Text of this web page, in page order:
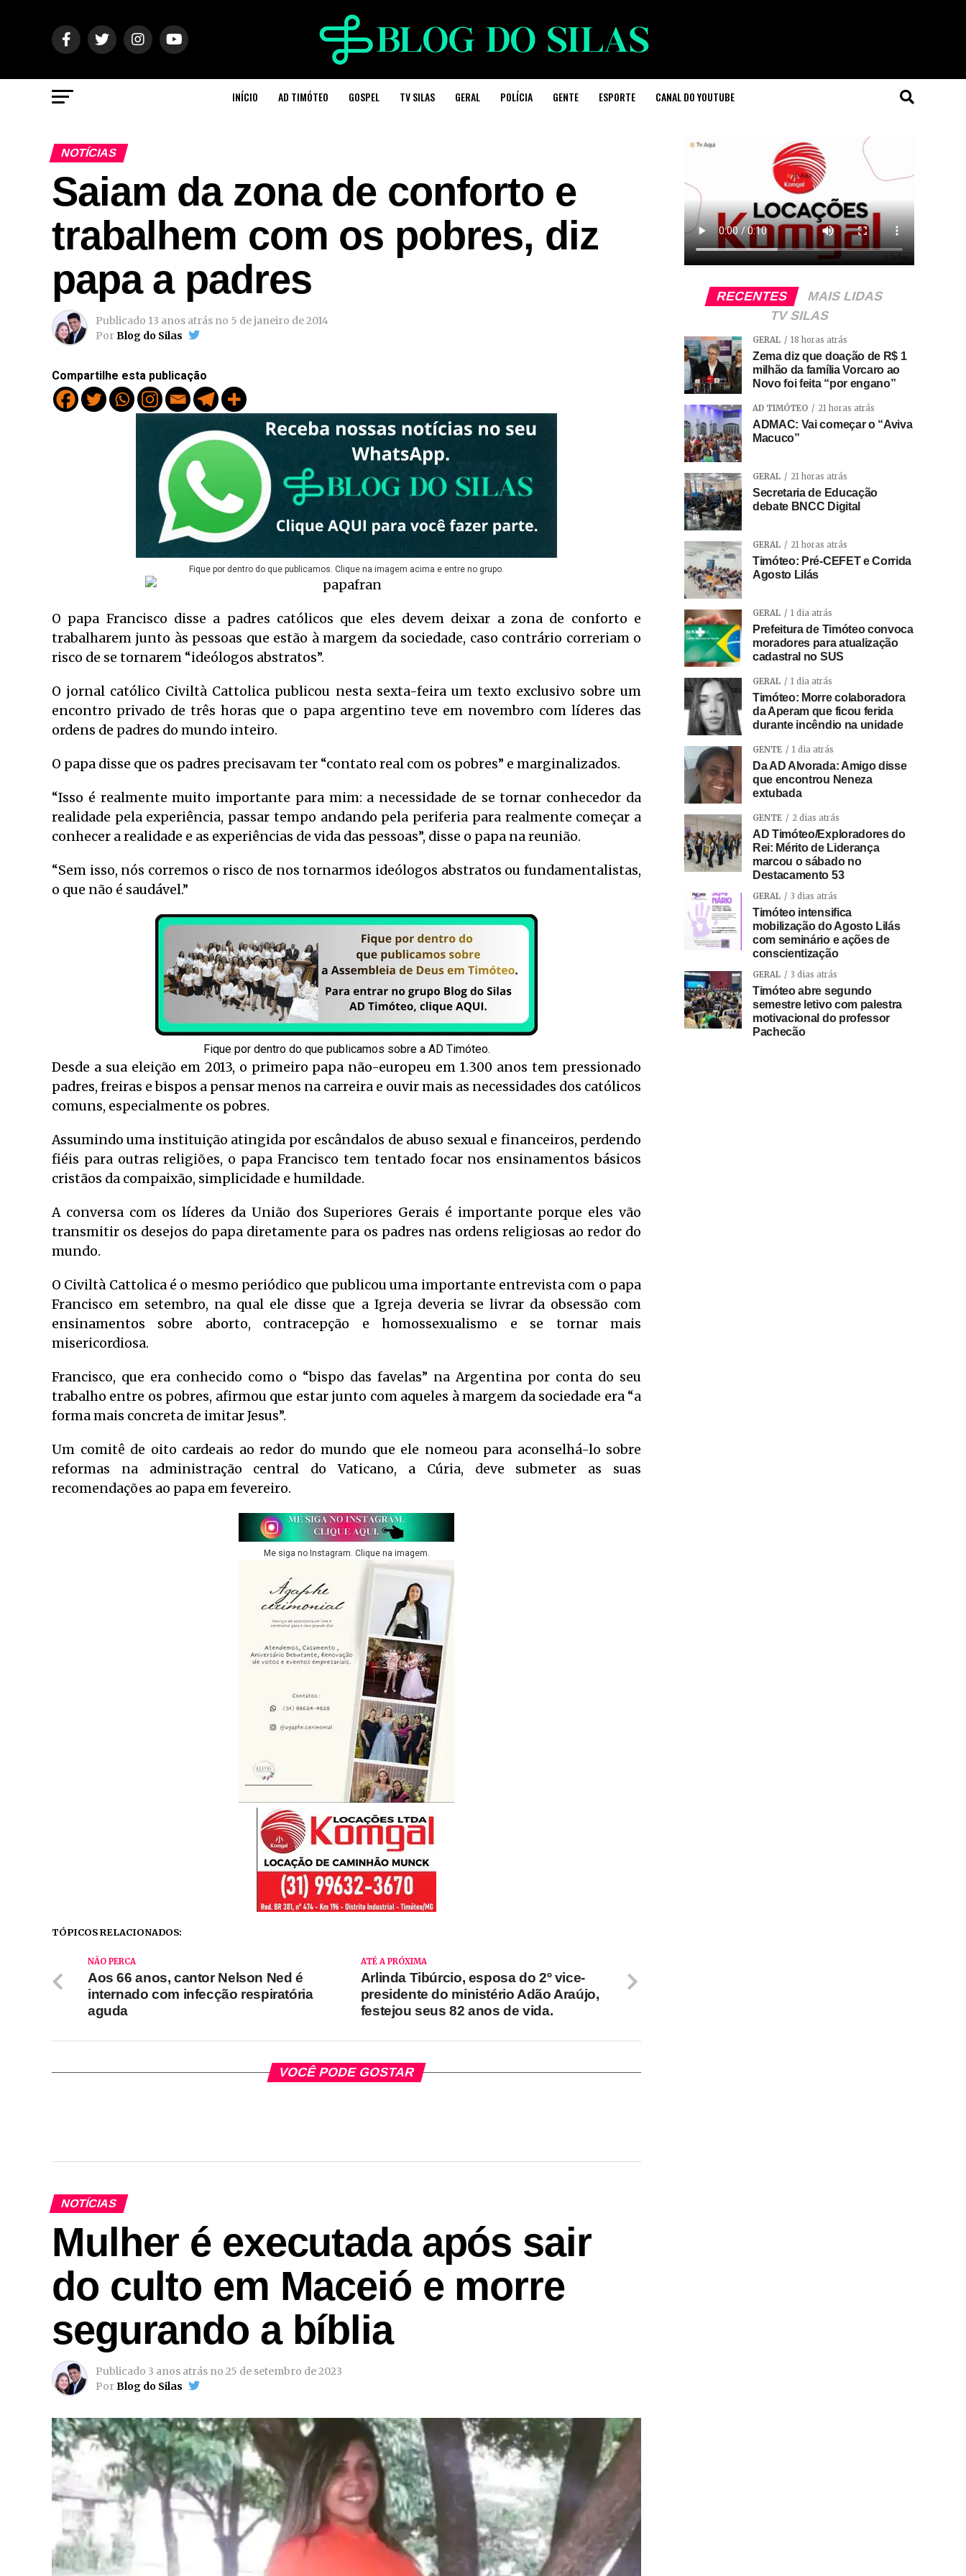
INÍCIO AD TIMÓTEO GOSPEL TV SILAS GERAL POLÍCIA GENTE ESPORTE CANAL DO YOUTUBE
NOTÍCIAS
Saiam da zona de conforto e
trabalhem com os pobres, diz
papa a padres
Publicado 13 anos atrás no 5 de janeiro de 2014
PorBlog do Silas
Compartilhe esta publicação
Fique por dentro do que publicamos. Clique na imagem acima e entre no grupo.
O papa Francisco disse a padres católicos que eles devem deixar a zona de conforto e
trabalharem junto às pessoas que estão à margem da sociedade, caso contrário correriam o
risco de se tornarem “ideólogos abstratos”.
O jornal católico Civiltà Cattolica publicou nesta sexta-feira um texto exclusivo sobre um
encontro privado de três horas que o papa argentino teve em novembro com líderes das
ordens de padres do mundo inteiro.
O papa disse que os padres precisavam ter “contato real com os pobres” e marginalizados.
“Isso é realmente muito importante para mim: a necessidade de se tornar conhecedor da
realidade pela experiência, passar tempo andando pela periferia para realmente começar a
conhecer a realidade e as experiências de vida das pessoas”, disse o papa na reunião.
“Sem isso, nós corremos o risco de nos tornarmos ideólogos abstratos ou fundamentalistas,
o que não é saudável.”
Fique por dentro do que publicamos sobre a AD Timóteo.
Desde a sua eleição em 2013, o primeiro papa não-europeu em 1.300 anos tem pressionado
padres, freiras e bispos a pensar menos na carreira e ouvir mais as necessidades dos católicos
comuns, especialmente os pobres.
Assumindo uma instituição atingida por escândalos de abuso sexual e financeiros, perdendo
fiéis para outras religiões, o papa Francisco tem tentado focar nos ensinamentos básicos
cristãos da compaixão, simplicidade e humildade.
A conversa com os líderes da União dos Superiores Gerais é importante porque eles vão
transmitir os desejos do papa diretamente para os padres nas ordens religiosas ao redor do
mundo.
O Civiltà Cattolica é o mesmo periódico que publicou uma importante entrevista com o papa
Francisco em setembro, na qual ele disse que a Igreja deveria se livrar da obsessão com
ensinamentos sobre aborto, contracepção e homossexualismo e se tornar mais
misericordiosa.
Francisco, que era conhecido como o “bispo das favelas” na Argentina por conta do seu
trabalho entre os pobres, afirmou que estar junto com aqueles à margem da sociedade era “a
forma mais concreta de imitar Jesus”.
Um comitê de oito cardeais ao redor do mundo que ele nomeou para aconselhá-lo sobre
reformas na administração central do Vaticano, a Cúria, deve submeter as suas
recomendações ao papa em fevereiro.
Me siga no Instagram. Clique na imagem.
TÓPICOS RELACIONADOS:
ATÉ A PRÓXIMA
Arlinda Tibúrcio, esposa do 2º vice-
presidente do ministério Adão Araújo,
festejou seus 82 anos de vida.
NÃO PERCA
Aos 66 anos, cantor Nelson Ned é
internado com infecção respiratória
aguda
VOCÊ PODE GOSTAR
NOTÍCIAS
Mulher é executada após sair
do culto em Maceió e morre
segurando a bíblia
Publicado 3 anos atrás no 25 de setembro de 2023
PorBlog do Silas
RECENTES
MAIS LIDAS
TV SILAS
GERAL 18 horas atrás
Zema diz que doação de R$ 1
milhão da família Vorcaro ao
Novo foi feita “por engano”
AD TIMÓTEO 21 horas atrás
ADMAC: Vai começar o “Aviva
Macuco”
GERAL 21 horas atrás
Secretaria de Educação
debate BNCC Digital
GERAL 21 horas atrás
Timóteo: Pré-CEFET e Corrida
Agosto Lilás
GERAL 1 dia atrás
Prefeitura de Timóteo convoca
moradores para atualização
cadastral no SUS
GERAL 1 dia atrás
Timóteo: Morre colaboradora
da Aperam que ficou ferida
durante incêndio na unidade
GENTE 1 dia atrás
Da AD Alvorada: Amigo disse
que encontrou Neneza
extubada
GENTE 2 dias atrás
AD Timóteo/Exploradores do
Rei: Mérito de Liderança
marcou o sábado no
Destacamento 53
GERAL 3 dias atrás
Timóteo intensifica
mobilização do Agosto Lilás
com seminário e ações de
conscientização
GERAL 3 dias atrás
Timóteo abre segundo
semestre letivo com palestra
motivacional do professor
Pachecão